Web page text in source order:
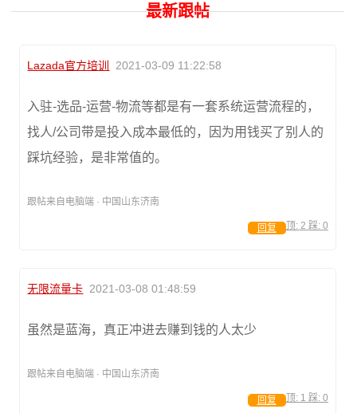
最新跟帖
Lazada官方培训 2021-03-09 11:22:58
入驻-选品-运营-物流等都是有一套系统运营流程的，
找人/公司带是投入成本最低的，因为用钱买了别人的
踩坑经验，是非常值的。
跟帖来自电脑端 · 中国山东济南
顶: 2 踩: 0
回复
无限流量卡 2021-03-08 01:48:59
虽然是蓝海，真正冲进去赚到钱的人太少
跟帖来自电脑端 · 中国山东济南
顶: 1 踩: 0
回复